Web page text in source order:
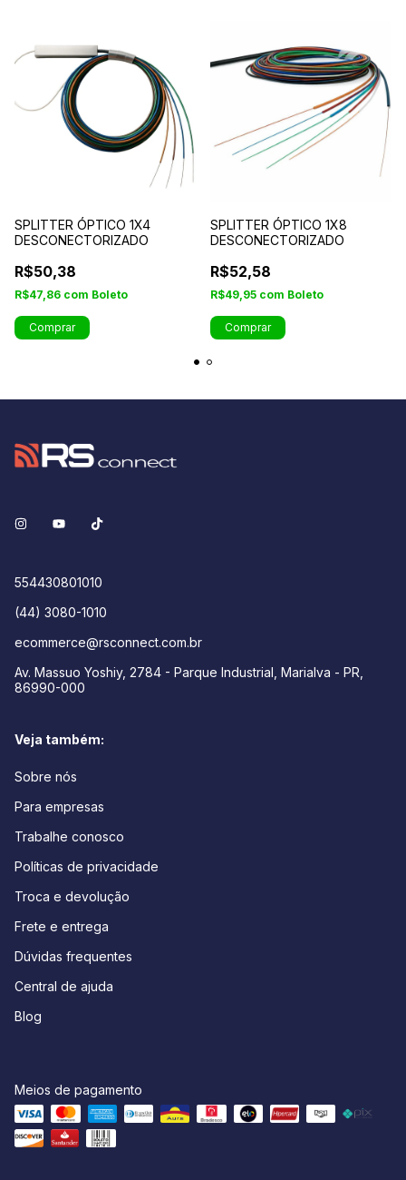
SPLITTER ÓPTICO 1X4
DESCONECTORIZADO
R$50,38
R$47,86 com Boleto
Comprar
SPLITTER ÓPTICO 1X8
DESCONECTORIZADO
R$52,58
R$49,95 com Boleto
Comprar
554430801010
(44) 3080-1010
ecommerce@rsconnect.com.br
Av. Massuo Yoshiy, 2784 - Parque Industrial, Marialva - PR,
86990-000
Veja também:
Sobre nós
Para empresas
Trabalhe conosco
Políticas de privacidade
Troca e devolução
Frete e entrega
Dúvidas frequentes
Central de ajuda
Blog
Meios de pagamento